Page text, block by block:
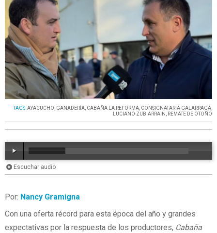
TAGS:AYACUCHO, GANADERÍA, CABAÑA LA REFORMA, CONSIGNATARIA GALARRAGA,
LUCIANO ZUBIARRAIN , REMATE DE OTOÑO
00:00 /14:49
Escuchar audio
Por: Nancy Gramigna
Con una oferta récord para esta época del año y grandes
expectativas por la respuesta de los productores, Cabaña